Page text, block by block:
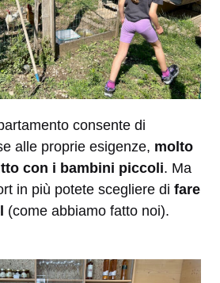
consente di
alle proprie esigenze, molto
con i bambini piccoli. Ma
in più potete scegliere di fare
(come abbiamo fatto noi).